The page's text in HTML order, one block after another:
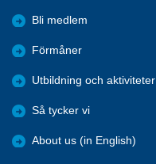
Bli medlem
Förmåner
Utbildning och aktiviteter
Så tycker vi
About us (in English)